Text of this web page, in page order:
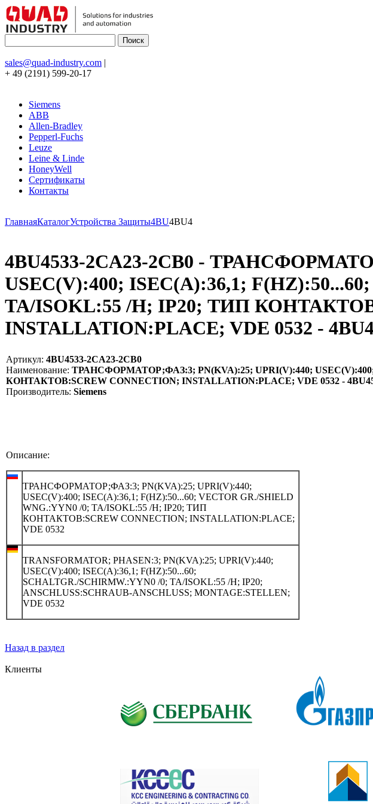
sales@quad-industry.com |
+ 49 (2191) 599-20-17
Siemens
ABB
Allen-Bradley
Pepperl-Fuchs
Leuze
Leine & Linde
HoneyWell
Сертификаты
Контакты
ГлавнаяКаталогУстройства Защиты4BU4BU4
4BU4533-2CA23-2CB0 -
USEC(V):400; ISEC(A):36,1;
TA/ISOKL:55 /H; IP20; ТИП
INSTALLATION:PLACE; VDE 0532 -
Артикул: 4BU4533-2CA23-2CB0
Наименование: ТРАНСФОРМАТОР;ФАЗ:3; PN(KVA):25; UPRI(V):440; USEC(V):400;
КОНТАКТОВ:SCREW CONNECTION; INSTALLATION:PLACE; VDE 0532 -
Производитель: Siemens
Описание:
ТРАНСФОРМАТОР;ФАЗ:3; PN(KVA):25; UPRI(V):440;
USEC(V):400; ISEC(A):36,1; F(HZ):50...60; VECTOR GR./SHIELD
WNG.:YYN0 /0; TA/ISOKL:55 /H; IP20; ТИП
КОНТАКТОВ:SCREW CONNECTION; INSTALLATION:PLACE;
VDE 0532
TRANSFORMATOR; PHASEN:3; PN(KVA):25; UPRI(V):440;
USEC(V):400; ISEC(A):36,1; F(HZ):50...60;
SCHALTGR./SCHIRMW.:YYN0 /0; TA/ISOKL:55 /H; IP20;
ANSCHLUSS:SCHRAUB-ANSCHLUSS; MONTAGE:STELLEN;
VDE 0532
Назад в раздел
Клиенты